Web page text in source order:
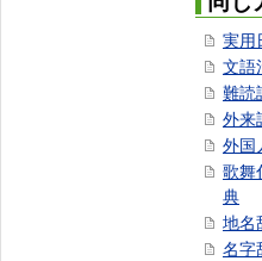
実用
文語
難読
外来
外国
歌舞
典
地名
名字